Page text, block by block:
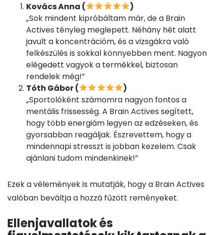
Kovács Anna (
)
„Sok mindent kipróbáltam már, de a Brain
Actives tényleg meglepett. Néhány hét alatt
javult a koncentrációm, és a vizsgákra való
felkészülés is sokkal könnyebben ment. Nagyon
elégedett vagyok a termékkel, biztosan
rendelek még!”
Tóth Gábor (
)
„Sportolóként számomra nagyon fontos a
mentális frissesség. A Brain Actives segített,
hogy több energiám legyen az edzéseken, és
gyorsabban reagáljak. Észrevettem, hogy a
mindennapi stresszt is jobban kezelem. Csak
ajánlani tudom mindenkinek!”
Ezek a vélemények is mutatják, hogy a Brain Actives
valóban beváltja a hozzá fűzött reményeket.
Ellenjavallatok és